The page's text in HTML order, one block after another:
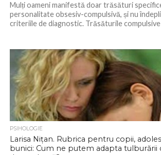
Mulți oameni manifestă doar trăsături
personalitate obsesiv-compulsivă, și nu
criteriile de diagnostic. Trăsăturile compulsive
PSIHOLOGIE
Larisa Nițan. Rubrica pentru copii,
bunici: Cum ne putem adapta tulburării